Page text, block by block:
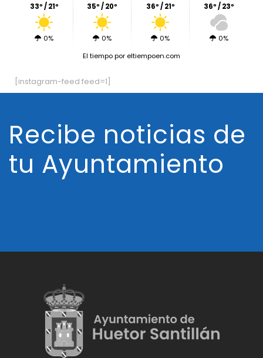
33º / 21º
0%
35º / 20º
0%
36º / 21º
0%
36º / 23º
0%
El tiempopor eltiempoen.com
[instagram-feed feed=1]
Recibe noticias de
tu Ayuntamiento